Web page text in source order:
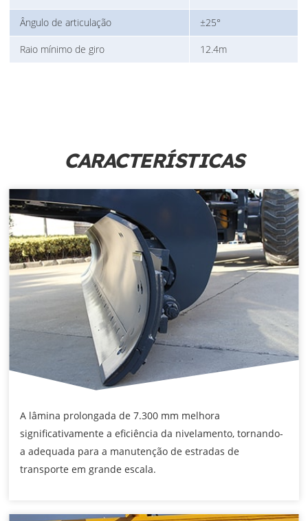
Ângulo de articulação ±25°
Raio mínimo de giro 12.4m
CARACTERÍSTICAS
A lâmina prolongada de 7.300 mm melhora
significativamente a eficiência da nivelamento, tornando-
a adequada para a manutenção de estradas de
transporte em grande escala.